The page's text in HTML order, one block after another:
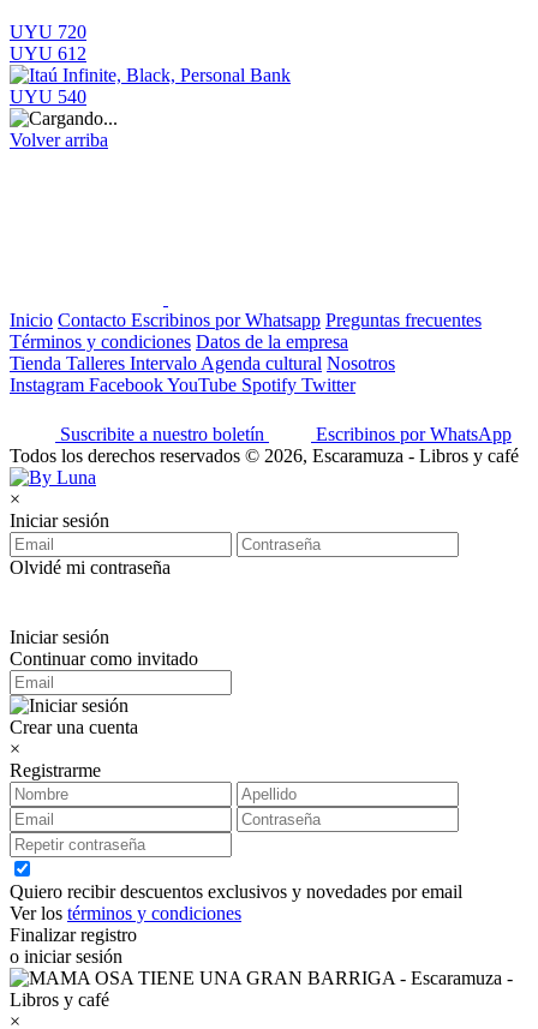
UYU 720
UYU 612
UYU 540
Volver arriba
Inicio Contacto Escribinos por Whatsapp Preguntas frecuentes
Términos y condiciones Datos de la empresa
Tienda Talleres Intervalo Agenda cultural Nosotros
Instagram FacebookYouTube Spotify Twitter
Suscribite a nuestro boletín
Escribinos por WhatsApp
Todos los derechos reservados © 2026, Escaramuza - Libros y café
×
Iniciar sesión
Olvidé mi contraseña
Iniciar sesión
Continuar como invitado
Crear una cuenta
×
Registrarme
Quiero recibir descuentos exclusivos y novedades por email
Ver los términos y condiciones
Finalizar registro
o iniciar sesión
×